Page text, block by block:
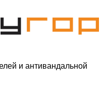
и антивандальной